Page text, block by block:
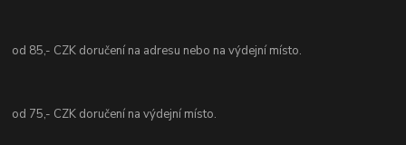
od 85,- CZK doručení na adresu nebo na výdejní místo.
od 75,- CZK doručení na výdejní místo.